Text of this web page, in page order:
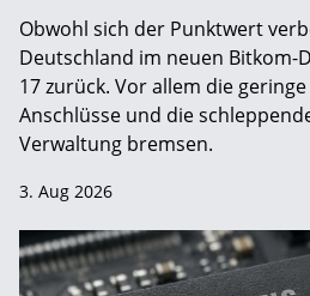
Obwohl sich der Punktwert
Deutschland im neuen Bitkom-
17 zurück. Vor allem die
Anschlüsse und die
Verwaltung bremsen.
3. Aug 2026